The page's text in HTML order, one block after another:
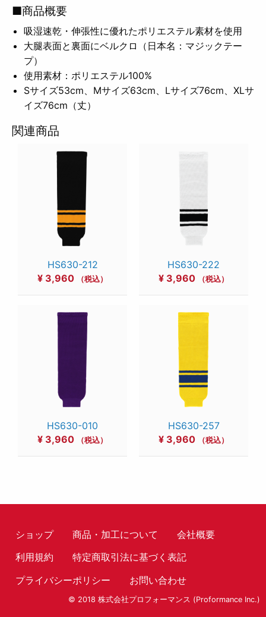
■商品概要
吸湿速乾・伸張性に優れたポリエステル素材を使用
大腿表面と裏面にベルクロ（日本名：マジックテー
プ）
使用素材：ポリエステル100%
Sサイズ53cm、Mサイズ63cm、Lサイズ76cm、XLサ
イズ76cm（丈）
関連商品
HS630-212
¥ 3,960 （税込）
HS630-222
¥ 3,960 （税込）
HS630-010
¥ 3,960 （税込）
HS630-257
¥ 3,960 （税込）
ショップ 商品・加工について
会社概要
利用規約
特定商取引法に基づく表記
プライバシーポリシー
お問い合わせ
© 2018 株式会社プロフォーマンス (Proformance Inc.)